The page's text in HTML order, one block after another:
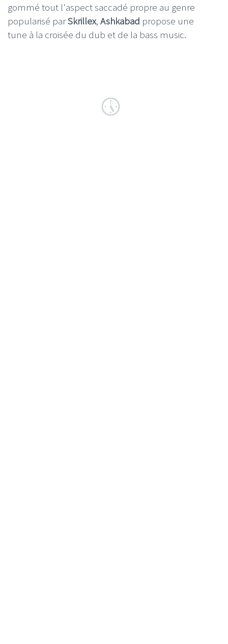
gommé tout l'aspect saccadé propre au genre
popularisé parSkrillex, Ashkabad propose une
tune à la croisée du dub et de la bass music.